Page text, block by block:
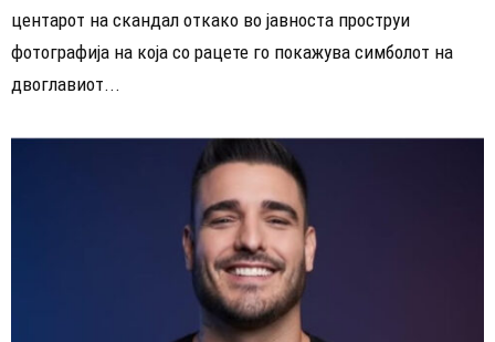
центарот на скандал откако во јавноста проструи
фотографија на која со рацете го покажува симболот на
двоглавиот...